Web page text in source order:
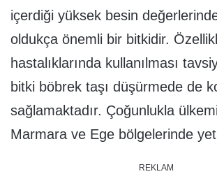
içerdiği yüksek besin
oldukça önemli bir bitkidir.
hastalıklarında kullanılması
bitki böbrek taşı düşürmede de
sağlamaktadır. Çoğunlukla
Marmara ve Ege bölgelerinde
REKLAM